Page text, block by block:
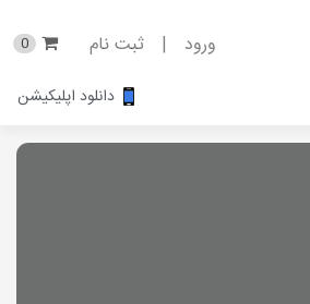
ورود | ثبت نام 0
دانلود اپلیکیشن